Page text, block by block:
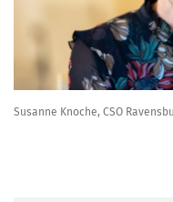
Susanne Knoche, CSO